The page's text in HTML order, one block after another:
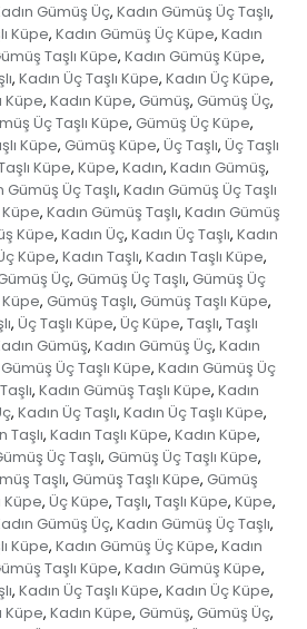
Gümüş Üç, Kadın Gümüş Üç Taşlı,
Küpe, Kadın Gümüş Üç Küpe, Kadın
Taşlı Küpe, Kadın Gümüş Küpe,
, Kadın Üç Taşlı Küpe, Kadın Üç Küpe,
Küpe, Kadın Küpe, Gümüş, Gümüş Üç,
Üç Taşlı Küpe, Gümüş Üç Küpe,
Küpe, Gümüş Küpe, Üç Taşlı, Üç Taşlı
Küpe, Küpe, Kadın, Kadın Gümüş,
Gümüş Üç Taşlı, Kadın Gümüş Üç Taşlı
, Kadın Gümüş Taşlı, Kadın Gümüş
Küpe, Kadın Üç, Kadın Üç Taşlı, Kadın
Küpe, Kadın Taşlı, Kadın Taşlı Küpe,
Üç, Gümüş Üç Taşlı, Gümüş Üç
, Gümüş Taşlı, Gümüş Taşlı Küpe,
, Üç Taşlı Küpe, Üç Küpe, Taşlı, Taşlı
Gümüş, Kadın Gümüş Üç, Kadın
Üç Taşlı Küpe, Kadın Gümüş Üç
, Kadın Gümüş Taşlı Küpe, Kadın
, Kadın Üç Taşlı, Kadın Üç Taşlı Küpe,
Taşlı, Kadın Taşlı Küpe, Kadın Küpe,
Üç Taşlı, Gümüş Üç Taşlı Küpe,
Taşlı, Gümüş Taşlı Küpe, Gümüş
Küpe, Üç Küpe, Taşlı, Taşlı Küpe, Küpe,
Gümüş Üç, Kadın Gümüş Üç Taşlı,
Küpe, Kadın Gümüş Üç Küpe, Kadın
Taşlı Küpe, Kadın Gümüş Küpe,
, Kadın Üç Taşlı Küpe, Kadın Üç Küpe,
Küpe, Kadın Küpe, Gümüş, Gümüş Üç,